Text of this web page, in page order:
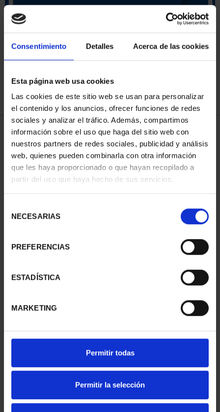
Consentimiento Detalles Acerca de las cookies
Esta página web usa cookies
Las cookies de este sitio web se usan para personalizar
el contenido y los anuncios, ofrecer funciones de redes
sociales y analizar el tráfico. Además, compartimos
información sobre el uso que haga del sitio web con
nuestros partners de redes sociales, publicidad y análisis
web, quienes pueden combinarla con otra información
que les haya proporcionado o que hayan recopilado a
partir del uso que haya hecho de sus servicios.
NECESARIAS
PREFERENCIAS
ESTADÍSTICA
MARKETING
Permitir todas
Permitir la selección
SORT BY:
4 Products found
COINS SET
€420.00
MILÁ SILVER COIN